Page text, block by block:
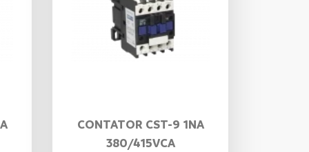
CONTATOR CST-9 1NA
380/415VCA